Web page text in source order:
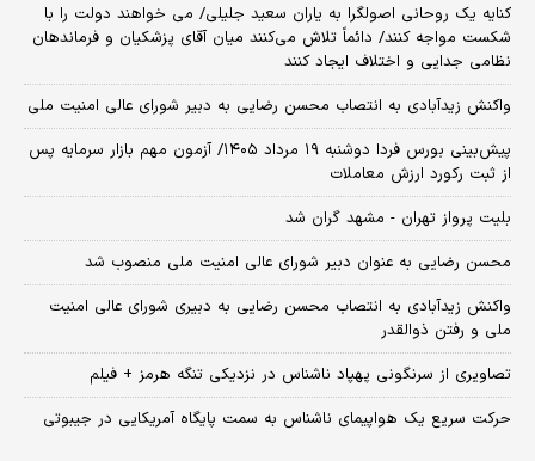
کنایه یک روحانی اصولگرا به یاران سعید جلیلی/ می خواهند دولت را با
شکست مواجه کنند/ دائماً تلاش می‌کنند میان آقای پزشکیان و فرماندهان
نظامی جدایی و اختلاف ایجاد کنند
واکنش زیدآبادی به انتصاب محسن رضایی به دبیر شورای عالی امنیت ملی
​پیش‌بینی بورس فردا دوشنبه ۱۹ مرداد ۱۴۰۵/ آزمون مهم بازار سرمایه پس
از ثبت رکورد ارزش معاملات
بلیت پرواز تهران - مشهد گران شد
محسن رضایی به عنوان دبیر شورای عالی امنیت ملی منصوب شد
واکنش زیدآبادی به انتصاب محسن رضایی به دبیری شورای عالی امنیت
ملی و رفتن ذوالقدر
تصاویری از سرنگونی پهپاد ناشناس در نزدیکی تنگه هرمز + فیلم
حرکت سریع یک هواپیمای ناشناس به سمت پایگاه آمریکایی در جیبوتی